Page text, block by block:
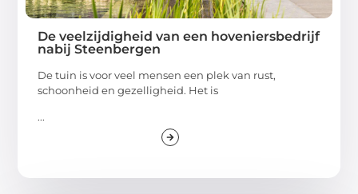
De veelzijdigheid van een hoveniersbedrijf
nabij Steenbergen
De tuin is voor veel mensen een plek van rust,
schoonheid en gezelligheid. Het is
...